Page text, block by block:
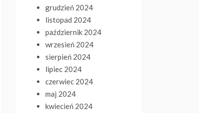
grudzień 2024
listopad 2024
październik 2024
wrzesień 2024
sierpień 2024
lipiec 2024
czerwiec 2024
maj 2024
kwiecień 2024